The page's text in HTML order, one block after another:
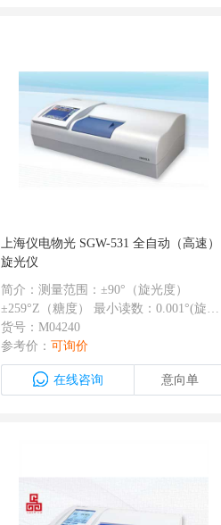
上海仪电物光 SGW-531 全自动（高速）
旋光仪
简介：测量范围：±90°（旋光度）
±259°Z（糖度） 最小读数：0.001°(旋光
度) 相对误差：±0.006℃ 重复性：≤0.002°
零位重复性：0.001℃ 响应速度（全量
程）：8℃/秒 测量时间：平均26秒可测6
次 样品透过率：0.1％ 标配试管：
货号：M04240
参考价： 可询价
在线咨询 意向单